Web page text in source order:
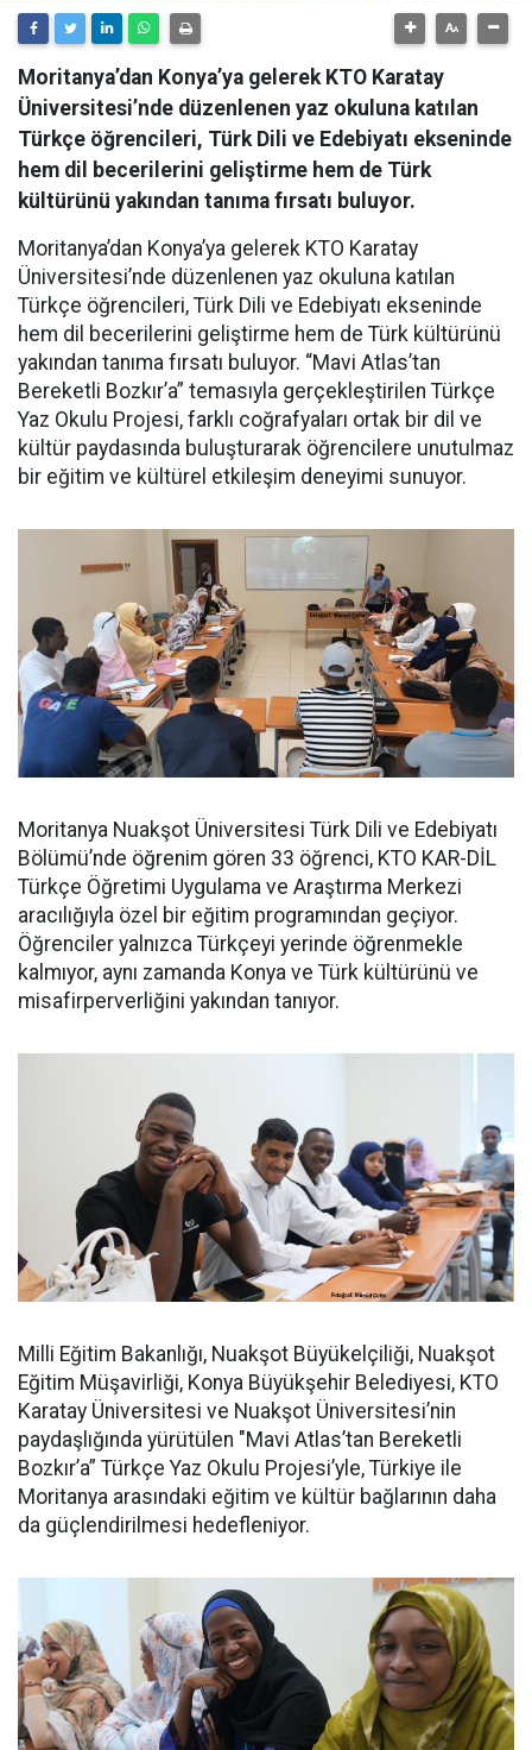
Moritanya’dan Konya’ya gelerek KTO Karatay
Üniversitesi’nde düzenlenen yaz okuluna katılan
Türkçe öğrencileri, Türk Dili ve Edebiyatı ekseninde
hem dil becerilerini geliştirme hem de Türk
kültürünü yakından tanıma fırsatı buluyor.
Moritanya’dan Konya’ya gelerek KTO Karatay
Üniversitesi’nde düzenlenen yaz okuluna katılan
Türkçe öğrencileri, Türk Dili ve Edebiyatı ekseninde
hem dil becerilerini geliştirme hem de Türk kültürünü
yakından tanıma fırsatı buluyor. “Mavi Atlas’tan
Bereketli Bozkır’a” temasıyla gerçekleştirilen Türkçe
Yaz Okulu Projesi, farklı coğrafyaları ortak bir dil ve
kültür paydasında buluşturarak öğrencilere unutulmaz
bir eğitim ve kültürel etkileşim deneyimi sunuyor.
Moritanya Nuakşot Üniversitesi Türk Dili ve Edebiyatı
Bölümü’nde öğrenim gören 33 öğrenci, KTO KAR-DİL
Türkçe Öğretimi Uygulama ve Araştırma Merkezi
aracılığıyla özel bir eğitim programından geçiyor.
Öğrenciler yalnızca Türkçeyi yerinde öğrenmekle
kalmıyor, aynı zamanda Konya ve Türk kültürünü ve
misafirperverliğini yakından tanıyor.
Milli Eğitim Bakanlığı, Nuakşot Büyükelçiliği, Nuakşot
Eğitim Müşavirliği, Konya Büyükşehir Belediyesi, KTO
Karatay Üniversitesi ve Nuakşot Üniversitesi’nin
paydaşlığında yürütülen "Mavi Atlas’tan Bereketli
Bozkır’a” Türkçe Yaz Okulu Projesi’yle, Türkiye ile
Moritanya arasındaki eğitim ve kültür bağlarının daha
da güçlendirilmesi hedefleniyor.